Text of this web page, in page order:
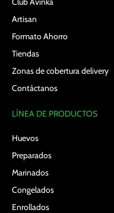
Artisan
Formato Ahorro
Tiendas
Zonas de cobertura delivery
Contáctanos
LÍNEA DE PRODUCTOS
Huevos
Preparados
Marinados
Congelados
Enrollados